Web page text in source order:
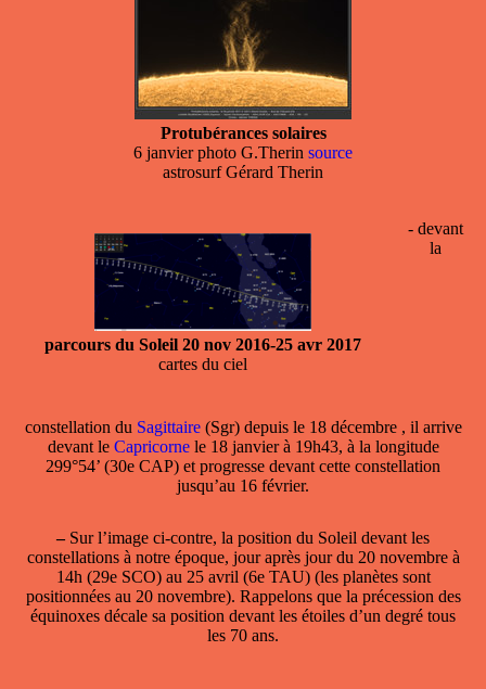
Protubérances solaires
6 janvier photo G.Therin source
astrosurf Gérard Therin
parcours du Soleil 20 nov 2016-25 avr 2017
cartes du ciel
- devant
la
constellationdu Sagittaire(Sgr) depuis le 18 décembre , il arrive
devant le Capricornele 18 janvier à 19h43, à la longitude
299°54’ (30e CAP) et progresse devant cette constellation
jusqu’au 16 février.
–Sur l’image ci-contre, la position du Soleil devant les
constellations à notre époque, jour après jour du 20 novembre à
14h (29e SCO) au 25 avril (6e TAU) (les planètes sont
positionnées au 20 novembre). Rappelons que la précession des
équinoxes décale sa position devant les étoiles d’un degré tous
les 70 ans.